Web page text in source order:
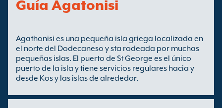
Guía Agatonisi
Agathonisi es una pequeña isla griega localizada en
el norte del Dodecaneso y sta rodeada por muchas
pequeñas islas. El puerto de St George es el único
puerto de la isla y tiene servicios regulares hacia y
desde Kos y las islas de alrededor.